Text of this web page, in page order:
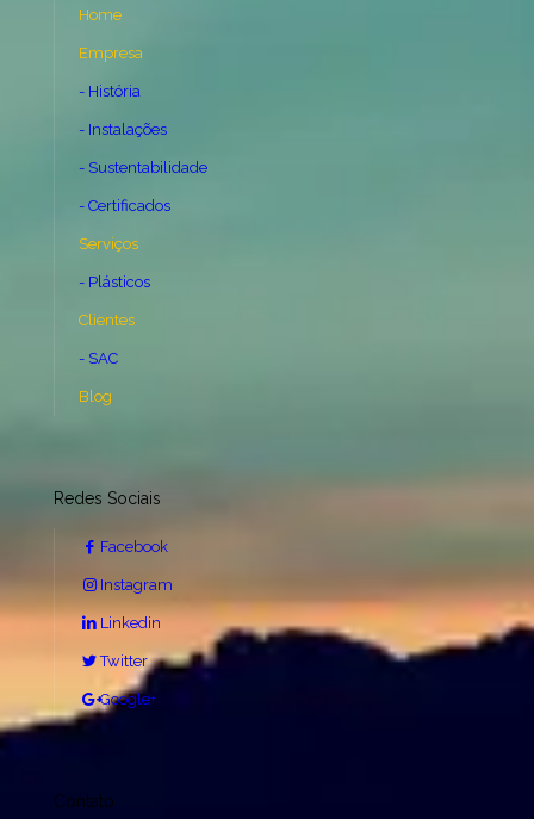
Home
Empresa
- História
- Instalações
- Sustentabilidade
- Certificados
Serviços
- Plásticos
Clientes
- SAC
Blog
Redes Sociais
Facebook
Instagram
Linkedin
Twitter
Google+
Contato